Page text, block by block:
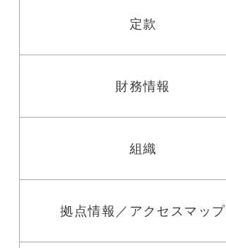
定款
財務情報
組織
拠点情報／アクセスマップ